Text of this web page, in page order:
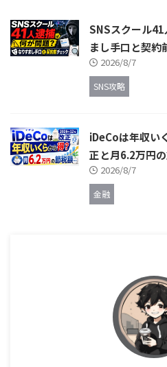
SNSスクール
まし手口と契約
2026/8/7
SNS攻略
iDeCoは年収い
正と月6.2万円
2026/8/7
金融